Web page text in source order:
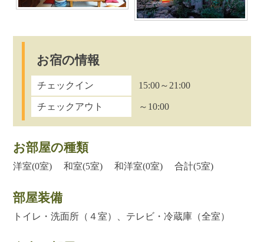
お宿の情報
チェックイン 15:00～21:00
チェックアウト ～10:00
お部屋の種類
洋室(0室) 和室(5室) 和洋室(0室) 合計(5室)
部屋装備
トイレ・洗面所（４室）、テレビ・冷蔵庫（全室）